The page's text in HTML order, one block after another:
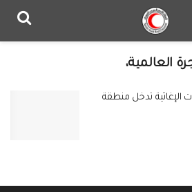
العالمية،
الإغاثية تدخل منطقة